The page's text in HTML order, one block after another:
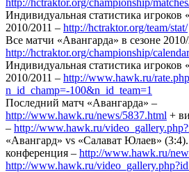
Индивидуальная статистика игроков
2010/2011 – http://hctraktor.org/team/stat/
Все матчи «Авангарда» в сезоне
http://hctraktor.org/championship/
Индивидуальная статистика игроков
2010/2011 – http://www.hawk.ru/
n_id_champ=-100&n_id_team=1
Последний матч «Авангарда» –
http://www.hawk.ru/news/5837.html +
– http://www.hawk.ru/
«Авангард» vs «Салават Юлаев»
конференция – http://www.hawk.ru/
http://www.hawk.ru/